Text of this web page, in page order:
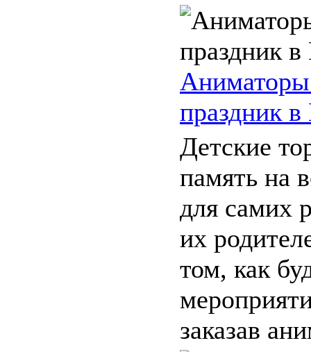
Аниматоры
праздник
Детские
память на
для самих
их
том, как
заказав